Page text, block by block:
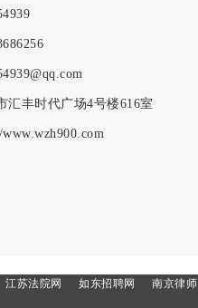
汇丰时代广场4号楼616室
www.wzh900.com
江苏法院网 如东招聘网 南京律师